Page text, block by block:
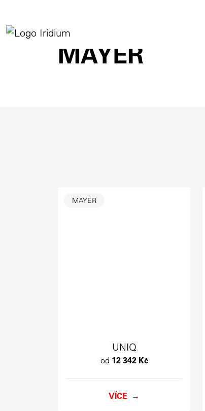
MAYER
MAYER
UNIQ
od 12 342 Kč
VÍCE